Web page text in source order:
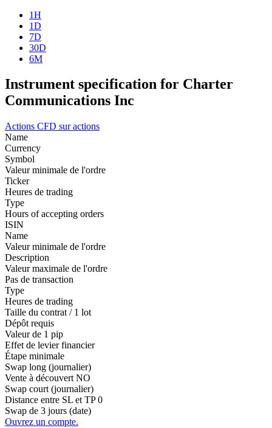
1H
1D
7D
30D
6M
Instrument specification for Charter
Communications Inc
Actions CFD sur actions
Name
Currency
Symbol
Valeur minimale de l'ordre
Ticker
Heures de trading
Type
Hours of accepting orders
ISIN
Name
Valeur minimale de l'ordre
Description
Valeur maximale de l'ordre
Pas de transaction
Type
Heures de trading
Taille du contrat / 1 lot
Dépôt requis
Valeur de 1 pip
Effet de levier financier
Étape minimale
Swap long (journalier)
Vente à découvert NO
Swap court (journalier)
Distance entre SL et TP 0
Swap de 3 jours (date)
Ouvrez un compte.